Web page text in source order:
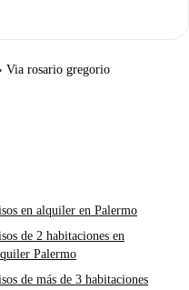
› Via rosario gregorio
en alquiler en Palermo
de 2 habitaciones en
Palermo
de más de 3 habitaciones